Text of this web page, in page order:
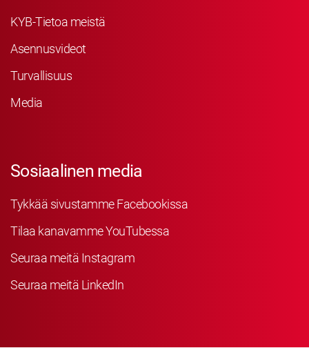
KYB-Tietoa meistä
Asennusvideot
Turvallisuus
Media
Sosiaalinen media
Tykkää sivustamme Facebookissa
Tilaa kanavamme YouTubessa
Seuraa meitä Instagram
Seuraa meitä LinkedIn